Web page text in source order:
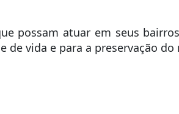
possam atuar em seus
vida e para a preservação